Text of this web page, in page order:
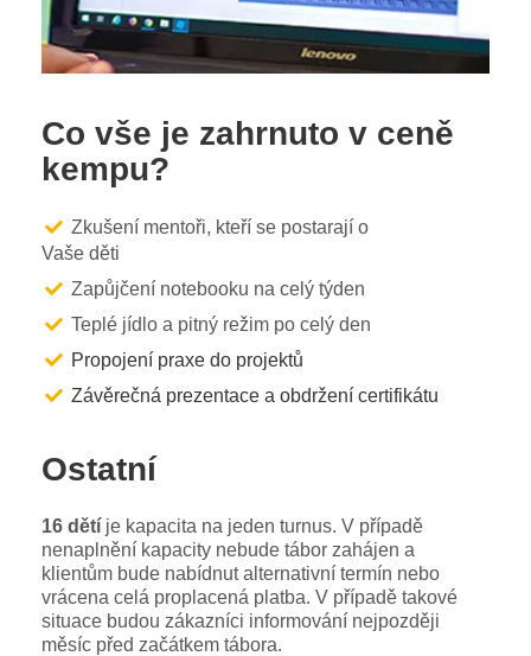
Co vše je zahrnuto v ceně
kempu?
Zkušení mentoři, kteří se postarají o
Vaše děti
Zapůjčení notebooku na celý týden
Teplé jídlo a pitný režim po celý den
Propojení praxe do projektů
Závěrečná prezentace a obdržení certifikátu
Ostatní
16 dětí je kapacita na jeden turnus. V případě
nenaplnění kapacity nebude tábor zahájen a
klientům bude nabídnut alternativní termín nebo
vrácena celá proplacená platba. V případě takové
situace budou zákazníci informování nejpozději
měsíc před začátkem tábora.